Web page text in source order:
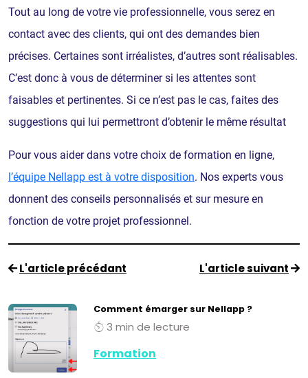
Tout au long de votre vie professionnelle, vous serez en
contact avec des clients, qui ont des demandes bien
précises. Certaines sont irréalistes, d’autres sont réalisables.
C’est donc à vous de déterminer si les attentes sont
faisables et pertinentes. Si ce n’est pas le cas, faites des
suggestions qui lui permettront d’obtenir le même résultat
Pour vous aider dans votre choix de formation en ligne,
l’équipe Nellapp est à votre disposition. Nos experts vous
donnent des conseils personnalisés et sur mesure en
fonction de votre projet professionnel.
L'article précédant L'article suivant
Comment émarger sur Nellapp ?
3 min de lecture
Formation